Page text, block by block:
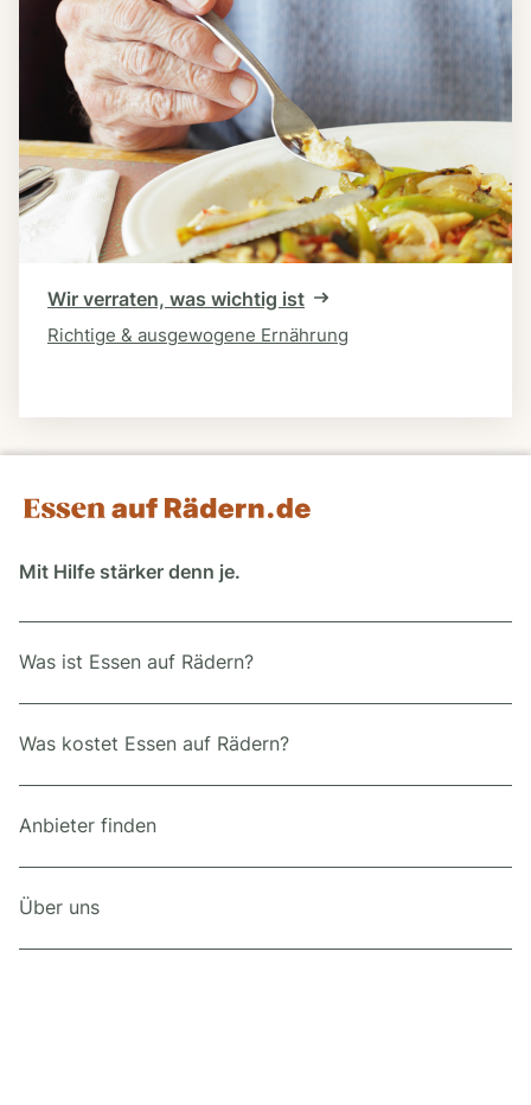
Wir verraten, was wichtig ist
Richtige & ausgewogene Ernährung
Mit Hilfe stärker denn je.
Was ist Essen auf Rädern?
Was kostet Essen auf Rädern?
Anbieter finden
Über uns